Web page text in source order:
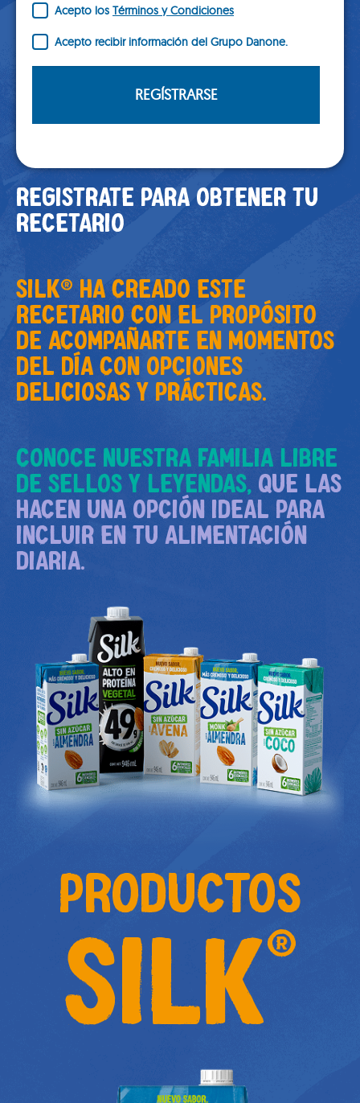
Acepto los Términos y Condiciones
Acepto recibir información del Grupo Danone.
REGÍSTRARSE
REGISTRATE PARA OBTENER TU
RECETARIO
SILK® HA CREADO ESTE
RECETARIO CON EL PROPÓSITO
DE ACOMPAÑARTE EN MOMENTOS
DEL DÍA CON OPCIONES
DELICIOSAS Y PRÁCTICAS.
CONOCE NUESTRA FAMILIA LIBRE
DE SELLOS Y LEYENDAS, QUE LAS
HACEN UNA OPCIÓN IDEAL PARA
INCLUIR EN TU ALIMENTACIÓN
DIARIA.
PRODUCTOS
SILK®